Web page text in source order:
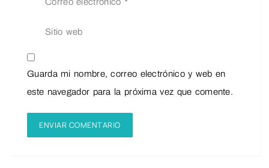
Guarda mi nombre, correo electrónico y web en
este navegador para la próxima vez que comente.